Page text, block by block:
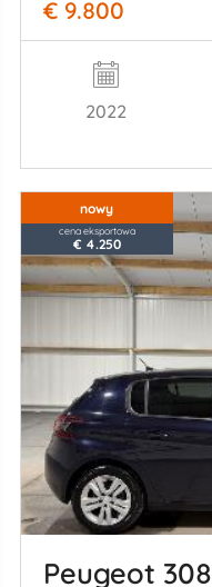
€ 9.800
2022
nowy
cena eksportowa
€ 4.250
Peugeot 308